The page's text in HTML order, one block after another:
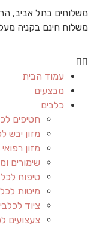
משלוחים בתל אביב,
משלוח חינם בקניה מעל
עמוד הבית
מבצעים
כלבים
חטיפים
מזון יבש
מזון
שימורים
טיפוח
מיטות
ציוד
צעצועים